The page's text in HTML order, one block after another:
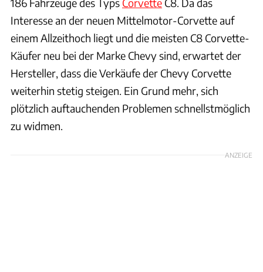
Interesse an der neuen Mittelmotor-Corvette auf
einem Allzeithoch liegt und die meisten C8 Corvette-
Käufer neu bei der Marke Chevy sind, erwartet der
Hersteller, dass die Verkäufe der Chevy Corvette
weiterhin stetig steigen. Ein Grund mehr, sich
plötzlich auftauchenden Problemen schnellstmöglich
zu widmen.
ANZEIGE